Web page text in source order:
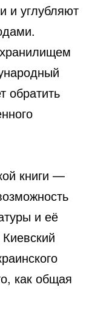
и углубляют
обратить
книги —
и её
как общая